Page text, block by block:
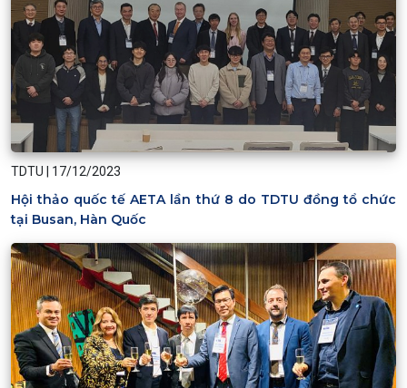
TDTU 17/12/2023
Hội thảo quốc tế AETA lần thứ 8 do TDTU đồng tổ chức
tại Busan, Hàn Quốc